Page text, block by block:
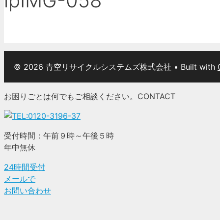
© 2026 青空リサイクルシステムズ株式会社 • Built with
お困りごとは何でもご相談ください。 CONTACT
受付時間：午前９時～午後５時
年中無休
24時間受付
メールで
お問い合わせ